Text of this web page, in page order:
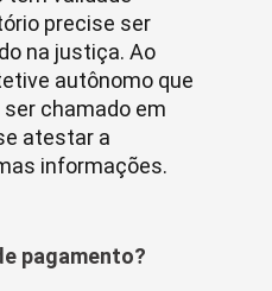
precise ser
na justiça. Ao
autônomo que
chamado em
atestar a
informações.
pagamento?